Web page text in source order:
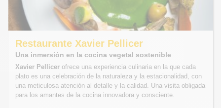
Restaurante Xavier Pellicer
Una inmersión en la cocina vegetal sostenible
Xavier Pellicer ofrece una experiencia culinaria en la que cada
plato es una celebración de la naturaleza y la estacionalidad, con
una meticulosa atención al detalle y la calidad. Una visita obligada
para los amantes de la cocina innovadora y consciente.